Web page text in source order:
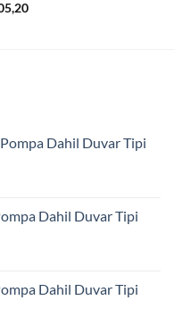
Dahil Duvar Tipi
Dahil Duvar Tipi
Dahil Duvar Tipi